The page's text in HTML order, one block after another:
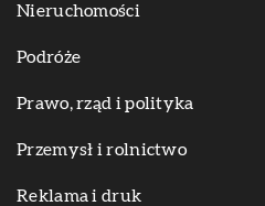
Nieruchomości
Podróże
Prawo, rząd i polityka
Przemysł i rolnictwo
Reklama i druk